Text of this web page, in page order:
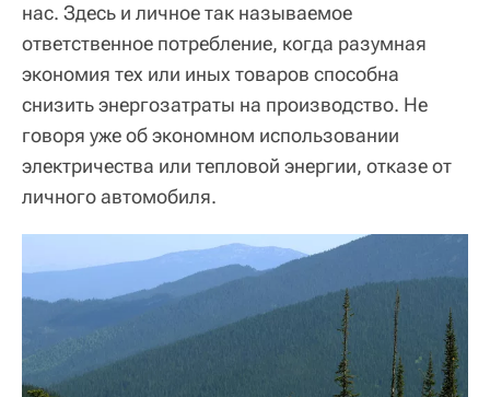
нас. Здесь и личное так называемое
ответственное потребление, когда разумная
экономия тех или иных товаров способна
снизить энергозатраты на производство. Не
говоря уже об экономном использовании
электричества или тепловой энергии, отказе от
личного автомобиля.